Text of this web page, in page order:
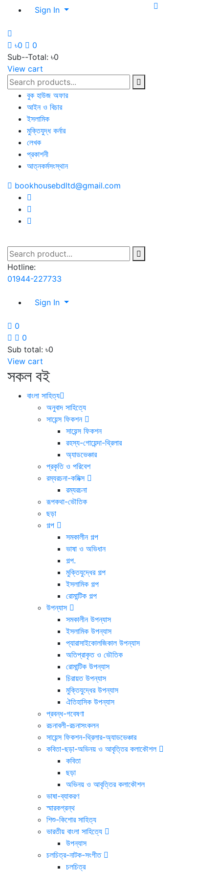
Sign In
৳0
0
Sub--Total: ৳0
View cart
বুক হাউজ অফার
আইন ও বিচার
ইসলামিক
মুক্তিযুদ্ধ কর্নার
লেখক
প্রকাশনী
আত্নকর্মসংস্থান
bookhousebdltd@gmail.com
Hotline:
01944-227733
Sign In
0
0
Sub total: ৳0
View cart
সকল বই
বাংলা সাহিত্য
অনুবাদ সাহিত্যে
সায়েন্স ফিকশন
সায়েন্স ফিকশন
রহস্য-গোয়েন্দা-থ্রিলার
অ্যাডভেঞ্চার
প্রকৃতি ও পরিবেশ
রম্যরচনা-কমিক্স
রম্যরচনা
রূপকথা-ভৌতিক
ছড়া
গল্প
সমকালীন গল্প
ভাষা ও অভিধান
গল্প.
মুক্তিযুদ্ধের গল্প
ইসলামিক গল্প
রোমান্টিক গল্প
উপন্যাস
সমকালীন উপন্যাস
ইসলামিক উপন্যাস
প্যারাসাইকোলজিকাল উপন্যাস
অতিপ্রাকৃত ও ভৌতিক
রোমান্টিক উপন্যাস
চিরায়ত উপন্যাস
মুক্তিযুদ্ধের উপন্যাস
ঐতিহাসিক উপন্যাস
প্রবন্ধ-গবেষণা
রচনাবলী-রচনাসংকলন
সায়েন্স ফিকশন-থ্রিলার-অ্যাডভেঞ্চার
কবিতা-ছড়া-অভিনয় ও আবৃত্তির কলাকৌশল
কবিতা
ছড়া
অভিনয় ও আবৃত্তির কলাকৌশল
ভাষা-ব্যাকরণ
স্মারকগ্রন্থ
শিশু-কিশোর সাহিত্য
ভারতীয় বাংলা সাহিত্যে
উপন্যাস
চলচিত্র-নাটক-সংগীত
চলচিত্র